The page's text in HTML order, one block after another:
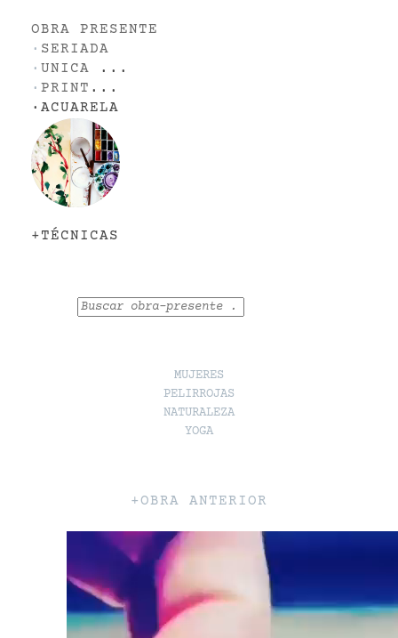
OBRA PRESENTE
· SERIADA
· UNICA ...
· PRINT ...
· ACUARELA
+TÉCNICAS
MUJERES
PELIRROJAS
NATURALEZA
YOGA
+OBRA ANTERIOR